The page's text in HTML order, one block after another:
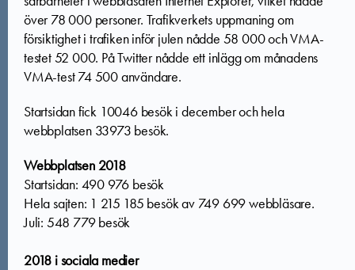
över 78 000 personer. Trafikverkets uppmaning om
försiktighet i trafiken inför julen nådde 58 000 och VMA-
testet 52 000. På Twitter nådde ett inlägg om månadens
VMA-test 74 500 användare.
Startsidan fick 10046 besök i december och hela
webbplatsen 33973 besök.
Webbplatsen 2018
Startsidan: 490 976 besök
Hela sajten: 1 215 185 besök av 749 699 webbläsare.
Juli: 548 779 besök
2018 i sociala medier